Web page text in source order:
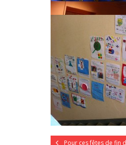
Pour ces fêtes de fin